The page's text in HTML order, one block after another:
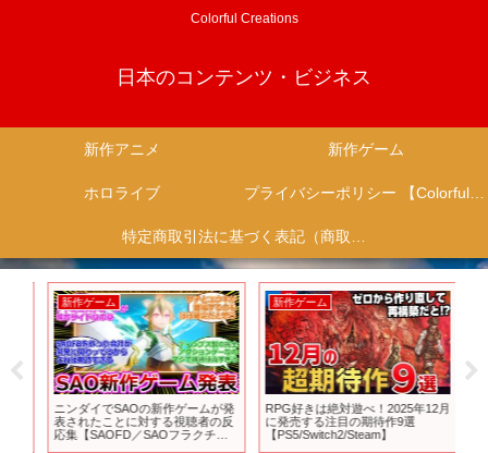
Colorful Creations
日本のコンテンツ・ビジネス
新作アニメ 新作ゲーム
ホロライブ プライバシーポリシー 【Colorful Creation】
特定商取引法に基づく表記（商取引に関する開示）
新作ゲーム
ニンダイでSAOの新作ゲームが発
表されたことに対する視聴者の反
応集【SAOFD／SAOフラクチュ
新作ゲーム
RPG好きは絶対遊べ！2025年12月
に発売する注目の期待作9選
【PS5/Switch2/Steam】